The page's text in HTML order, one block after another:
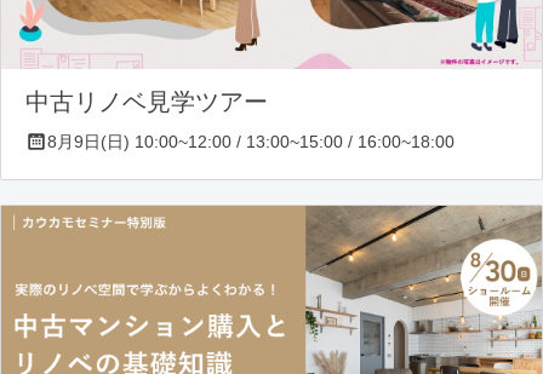
中古リノベ見学ツアー
8月9日(日) 10:00~12:00 / 13:00~15:00 / 16:00~18:00